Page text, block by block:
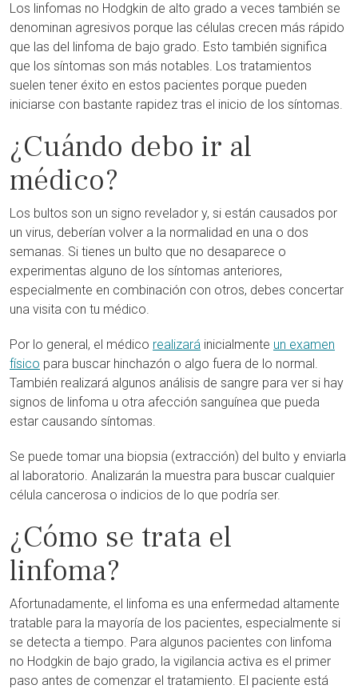
Los linfomas no Hodgkin de alto grado a veces también se
denominan agresivos porque las células crecen más rápido
que las del linfoma de bajo grado. Esto también significa
que los síntomas son más notables. Los tratamientos
suelen tener éxito en estos pacientes porque pueden
iniciarse con bastante rapidez tras el inicio de los síntomas.
¿Cuándo debo ir al
médico?
Los bultos son un signo revelador y, si están causados por
un virus, deberían volver a la normalidad en una o dos
semanas. Si tienes un bulto que no desaparece o
experimentas alguno de los síntomas anteriores,
especialmente en combinación con otros, debes concertar
una visita con tu médico.
Por lo general, el médico realizará inicialmente un examen
físico para buscar hinchazón o algo fuera de lo normal.
También realizará algunos análisis de sangre para ver si hay
signos de linfoma u otra afección sanguínea que pueda
estar causando síntomas.
Se puede tomar una biopsia (extracción) del bulto y enviarla
al laboratorio. Analizarán la muestra para buscar cualquier
célula cancerosa o indicios de lo que podría ser.
¿Cómo se trata el
linfoma?
Afortunadamente, el linfoma es una enfermedad altamente
tratable para la mayoría de los pacientes, especialmente si
se detecta a tiempo. Para algunos pacientes con linfoma
no Hodgkin de bajo grado, la vigilancia activa es el primer
paso antes de comenzar el tratamiento. El paciente está